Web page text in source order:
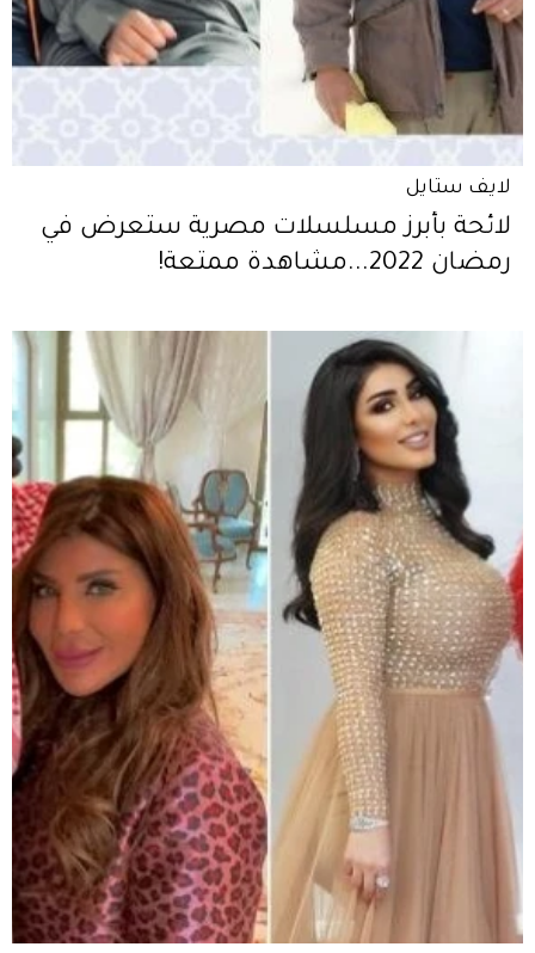
لايف ستايل
لائحة بأبرز مسلسلات مصرية ستعرض في
رمضان 2022...مشاهدة ممتعة!